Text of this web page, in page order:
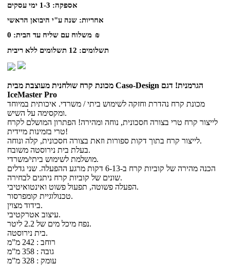
אספקה: 1-3 ימי עסקים
אחריות: שנה ע"י היבואן הראשי
משלוח עם שליח עד הבית: 0
₪
תשלומים: 12 תשלומים ללא ריבית
מכונת קרח שולחנית מעוצבת מבית Caso-Design הגרמנית! דגם
IceMaster Pro
מכונת קרח נהדרת וחזקה לשימוש ביתי / משרדי. איכותית במיוחד
ומקסימה על השיש.
לייצור קרח טרי בצורה חסכונית, נוחה ומהירה! הפתרון המושלם לקרח
טרי בזמינות מיידית!
לייצור קרח בתוך דקות ספורות וזאת בצורה חסכונית, קלה ונוחה.
בעלת בית נירוסטה משובח.
מושלמת לשימוש ביתי/משרדי.
הכנה מהירה של קוביות קרח ב-6-13 דקות מרגע ההפעלה. שני גדלים
שונים של קוביות קרח ניתנים לבחירה.
הפעלה פשוטה, תפעול פשוט ואינטואיטיבי.
טכנולוגיית קומפרסור.
בידוד מצוין.
עיצוב אטרקטיבי.
נפח מיכל מים של 2.2 ליטר.
בית נירוסטה.
רוחב : 242 מ”מ
גובה : 358 מ”מ
עומק : 328 מ”מ